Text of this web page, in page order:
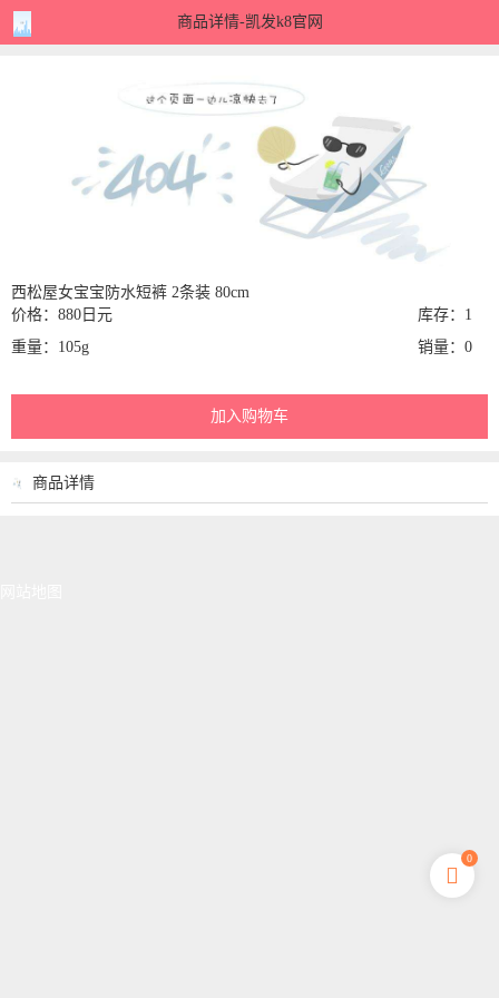
商品详情-凯发k8官网
西松屋女宝宝防水短裤 2条装 80cm
价格：880日元
库存：1
重量：105g
销量：0
加入购物车
商品详情
0